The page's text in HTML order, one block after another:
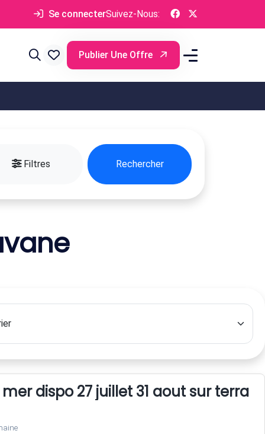
Se connecterSuivez-Nous:
Publier Une Offre
Filtres Rechercher
dispo 27 juillet 31 aout sur